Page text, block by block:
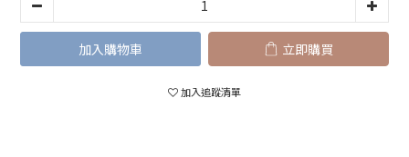
加入購物車 立即購買
加入追蹤清單